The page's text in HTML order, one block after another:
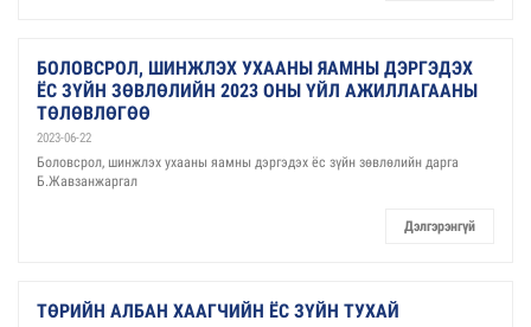
БОЛОВСРОЛ, ШИНЖЛЭХ УХААНЫ ЯАМНЫ ДЭРГЭДЭХ
ЁС ЗҮЙН ЗӨВЛӨЛИЙН 2023 ОНЫ ҮЙЛ АЖИЛЛАГААНЫ
ТӨЛӨВЛӨГӨӨ
2023-06-22
Боловсрол, шинжлэх ухааны яамны дэргэдэх ёс зүйн зөвлөлийн дарга
Б.Жавзанжаргал
Дэлгэрэнгүй
ТӨРИЙН АЛБАН ХААГЧИЙН ЁС ЗҮЙН ТУХАЙ